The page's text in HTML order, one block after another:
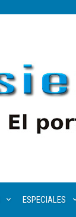
ESPECIALES